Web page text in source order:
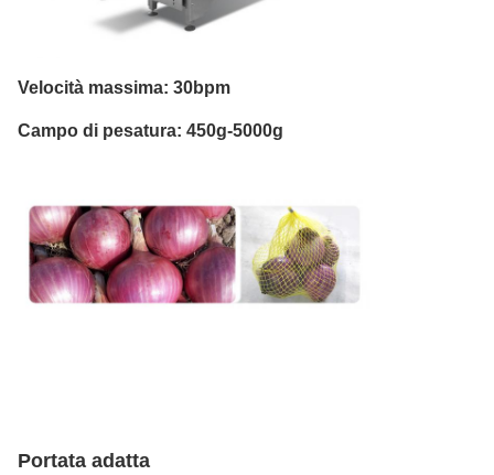
Velocità massima: 30bpm
Campo di pesatura: 450g-5000g
Portata adatta